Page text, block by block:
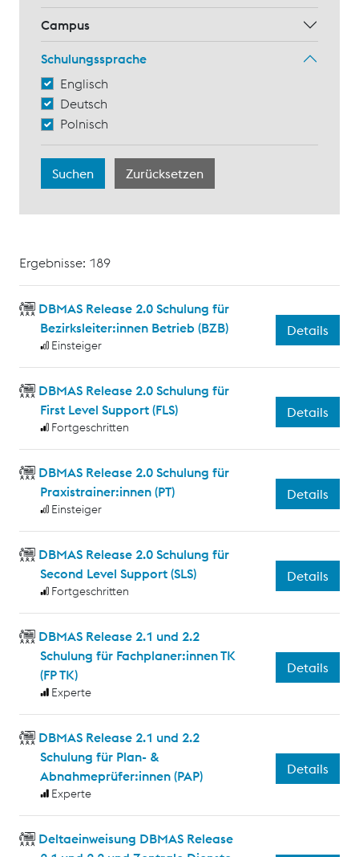
Campus
Schulungssprache
Englisch
Deutsch
Polnisch
Ergebnisse: 189
DBMAS Release 2.0 Schulung für
Bezirksleiter:innen Betrieb (BZB)
Einsteiger
Details
DBMAS Release 2.0 Schulung für
First Level Support (FLS)
Fortgeschritten
Details
DBMAS Release 2.0 Schulung für
Praxistrainer:innen (PT)
Einsteiger
Details
DBMAS Release 2.0 Schulung für
Second Level Support (SLS)
Fortgeschritten
Details
DBMAS Release 2.1 und 2.2
Schulung für Fachplaner:innen TK
(FP TK)
Experte
Details
DBMAS Release 2.1 und 2.2
Schulung für Plan- &
Abnahmeprüfer:innen (PAP)
Experte
Details
Deltaeinweisung DBMAS Release